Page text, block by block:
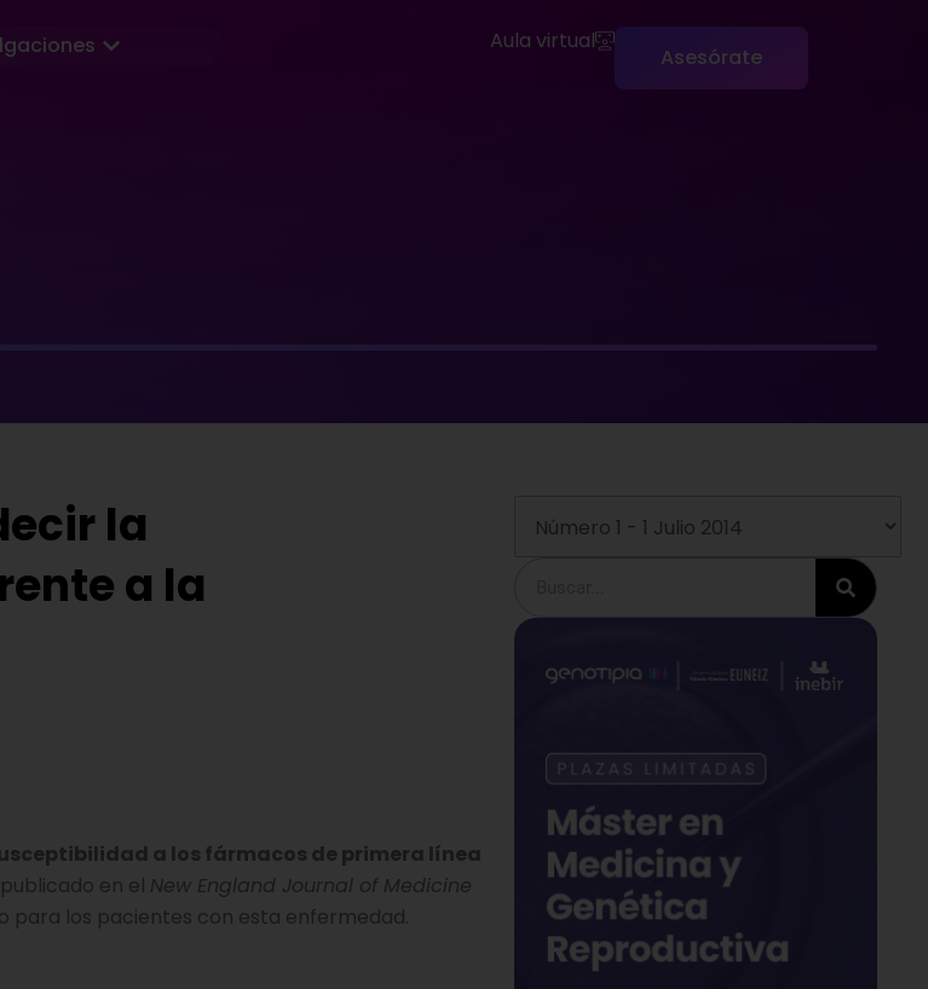
Abrir Divulgaciones Aula virtual
Asesórate
la
a la
a los fármacos de primera línea
en el New England Journal of Medicine
para los pacientes con esta enfermedad.